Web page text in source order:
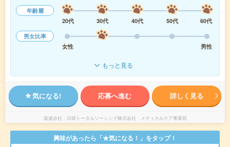
年齢層
20代
30代 40代 50代
60代
男女比率
女性
男性
もっと見る
気になる! 応募へ進む 詳しく見る
派遣会社 日研トータルソーシング株式会社 メディカルケア事業部
興味があったら「★気になる！」をタップ！